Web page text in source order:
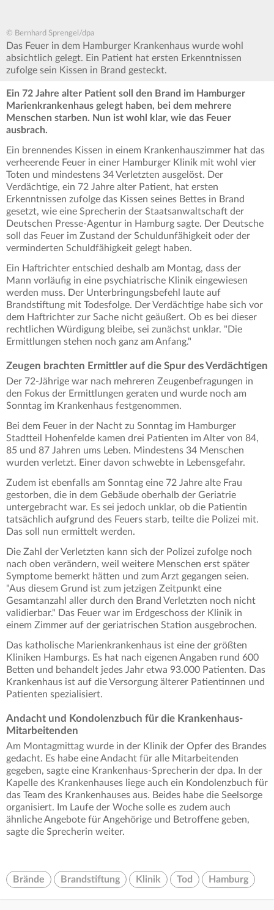
© Bernhard Sprengel/dpa
Das Feuer in dem Hamburger Krankenhaus wurde wohl
absichtlich gelegt. Ein Patient hat ersten Erkenntnissen
zufolge sein Kissen in Brand gesteckt.
Ein 72 Jahre alter Patient soll den Brand im Hamburger
Marienkrankenhaus gelegt haben, bei dem mehrere
Menschen starben. Nun ist wohl klar, wie das Feuer
ausbrach.
Ein brennendes Kissen in einem Krankenhauszimmer hat das
verheerende Feuer in einer Hamburger Klinik mit wohl vier
Toten und mindestens 34 Verletzten ausgelöst. Der
Verdächtige, ein 72 Jahre alter Patient, hat ersten
Erkenntnissen zufolge das Kissen seines Bettes in Brand
gesetzt, wie eine Sprecherin der Staatsanwaltschaft der
Deutschen Presse-Agentur in Hamburg sagte. Der Deutsche
soll das Feuer im Zustand der Schuldunfähigkeit oder der
verminderten Schuldfähigkeit gelegt haben.
Ein Haftrichter entschied deshalb am Montag, dass der
Mann vorläufig in eine psychiatrische Klinik eingewiesen
werden muss. Der Unterbringungsbefehl laute auf
Brandstiftung mit Todesfolge. Der Verdächtige habe sich vor
dem Haftrichter zur Sache nicht geäußert. Ob es bei dieser
rechtlichen Würdigung bleibe, sei zunächst unklar. "Die
Ermittlungen stehen noch ganz am Anfang."
Zeugen brachten Ermittler auf die Spur des Verdächtigen
Der 72-Jährige war nach mehreren Zeugenbefragungen in
den Fokus der Ermittlungen geraten und wurde noch am
Sonntag im Krankenhaus festgenommen.
Bei dem Feuer in der Nacht zu Sonntag im Hamburger
Stadtteil Hohenfelde kamen drei Patienten im Alter von 84,
85 und 87 Jahren ums Leben. Mindestens 34 Menschen
wurden verletzt. Einer davon schwebte in Lebensgefahr.
Zudem ist ebenfalls am Sonntag eine 72 Jahre alte Frau
gestorben, die in dem Gebäude oberhalb der Geriatrie
untergebracht war. Es sei jedoch unklar, ob die Patientin
tatsächlich aufgrund des Feuers starb, teilte die Polizei mit.
Das soll nun ermittelt werden.
Die Zahl der Verletzten kann sich der Polizei zufolge noch
nach oben verändern, weil weitere Menschen erst später
Symptome bemerkt hätten und zum Arzt gegangen seien.
"Aus diesem Grund ist zum jetzigen Zeitpunkt eine
Gesamtanzahl aller durch den Brand Verletzten noch nicht
validierbar." Das Feuer war im Erdgeschoss der Klinik in
einem Zimmer auf der geriatrischen Station ausgebrochen.
Das katholische Marienkrankenhaus ist eine der größten
Kliniken Hamburgs. Es hat nach eigenen Angaben rund 600
Betten und behandelt jedes Jahr etwa 93.000 Patienten. Das
Krankenhaus ist auf die Versorgung älterer Patientinnen und
Patienten spezialisiert.
Andacht und Kondolenzbuch für die Krankenhaus-
Mitarbeitenden
Am Montagmittag wurde in der Klinik der Opfer des Brandes
gedacht. Es habe eine Andacht für alle Mitarbeitenden
gegeben, sagte eine Krankenhaus-Sprecherin der dpa. In der
Kapelle des Krankenhauses liege auch ein Kondolenzbuch für
das Team des Krankenhauses aus. Beides habe die Seelsorge
organisiert. Im Laufe der Woche solle es zudem auch
ähnliche Angebote für Angehörige und Betroffene geben,
sagte die Sprecherin weiter.
Brände Brandstiftung Klinik Tod Hamburg